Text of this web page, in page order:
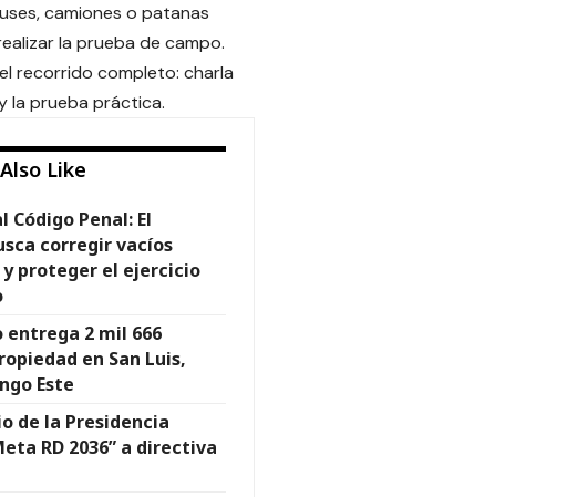
camiones o patanas
la prueba de campo.
recorrido completo: charla
la prueba práctica.
Like
Código Penal: El
corregir vacíos
proteger el ejercicio
entrega 2 mil 666
en San Luis,
Este
de la Presidencia
RD 2036” a directiva